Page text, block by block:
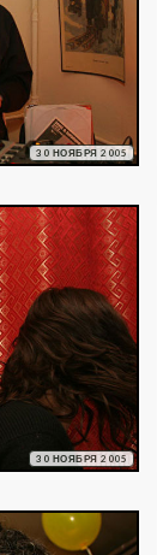
30 НОЯБРЯ 2005
30 НОЯБРЯ 2005